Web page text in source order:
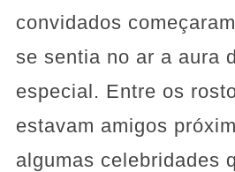
convidados
se sentia no ar a aura
especial. Entre os
estavam amigos
algumas celebridades